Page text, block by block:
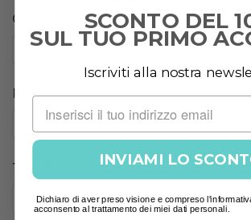
Cognome
Ragione sociale
Tipo di attività
SCONTO DEL
SUL TUO PRIMO
Iscriviti alla nostra
INVIAMI LO
Dichiaro di aver preso visione e compreso
acconsento al trattamento dei miei dati personali.